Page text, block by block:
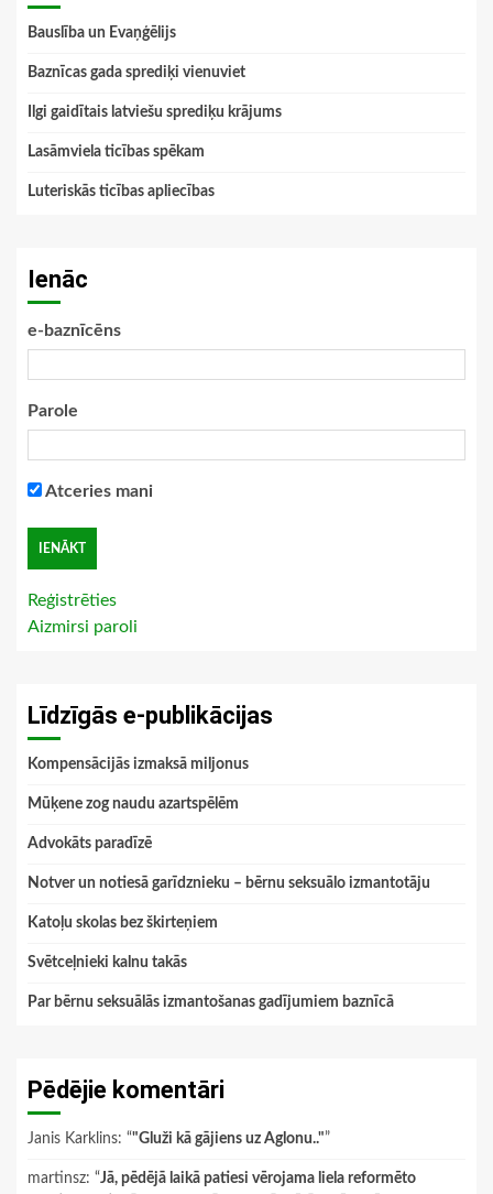
Bauslība un Evaņģēlijs
Baznīcas gada sprediķi vienuviet
Ilgi gaidītais latviešu sprediķu krājums
Lasāmviela ticības spēkam
Luteriskās ticības apliecības
Ienāc
e-baznīcēns
Parole
Atceries mani
Reģistrēties
Aizmirsi paroli
Līdzīgās e-publikācijas
Kompensācijās izmaksā miljonus
Mūķene zog naudu azartspēlēm
Advokāts paradīzē
Notver un notiesā garīdznieku – bērnu seksuālo izmantotāju
Katoļu skolas bez škirteņiem
Svētceļnieki kalnu takās
Par bērnu seksuālās izmantošanas gadījumiem baznīcā
Pēdējie komentāri
Janis Karklins: “"Gluži kā gājiens uz Aglonu.."”
martinsz: “Jā, pēdējā laikā patiesi vērojama liela reformēto